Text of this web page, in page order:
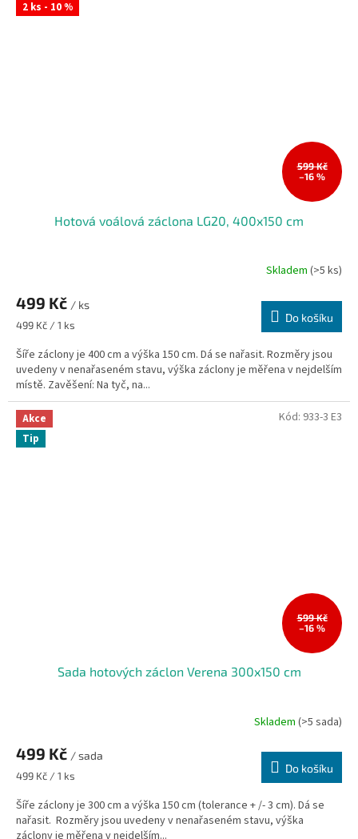
2 ks - 10 %
599 Kč
–16 %
Hotová voálová záclona LG20, 400x150 cm
produktu
je
5,0
z
5
hvězdiček.
Skladem(>5 ks)
499 Kč / ks
Měrná
499 Kč / 1 ks
Do košíku
Šíře záclony je 400 cm a výška 150 cm. Dá se nařasit. Rozměry jsou
uvedeny v nenařaseném stavu, výška záclony je měřena v nejdelším
místě. Zavěšení: Na tyč, na...
Akce
Tip
599 Kč
–16 %
Sada hotových záclon Verena 300x150 cm
Skladem (>5 sada)
499 Kč / sada
Měrná
499 Kč / 1 ks
Do košíku
Šíře záclony je 300 cm a výška 150 cm (tolerance + /- 3 cm). Dá se
nařasit. Rozměry jsou uvedeny v nenařaseném stavu, výška
Kód: 933-3 E3